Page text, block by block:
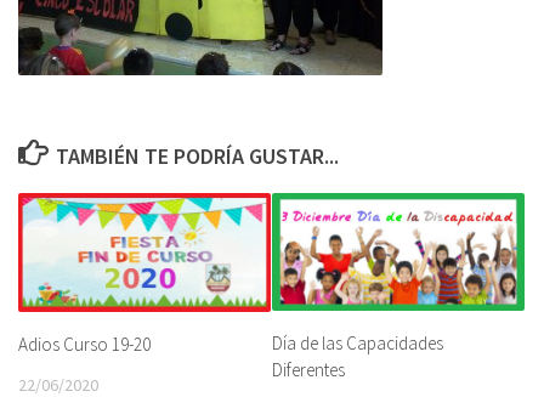
TAMBIÉN TE PODRÍA GUSTAR...
Adios Curso 19-20
22/06/2020
Día de las Capacidades
Diferentes